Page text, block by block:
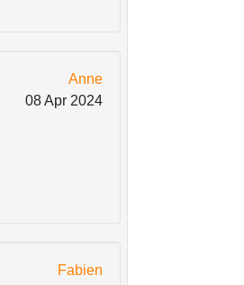
Anne
08 Apr 2024
Fabien